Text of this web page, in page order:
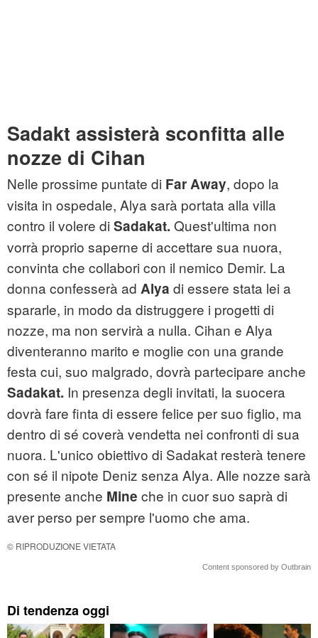
Sadakt assisterà sconfitta alle
nozze di Cihan
Nelle prossime puntate di Far Away, dopo la
visita in ospedale, Alya sarà portata alla villa
contro il volere di Sadakat. Quest'ultima non
vorrà proprio saperne di accettare sua nuora,
convinta che collabori con il nemico Demir. La
donna confesserà ad Alya di essere stata lei a
spararle, in modo da distruggere i progetti di
nozze, ma non servirà a nulla. Cihan e Alya
diventeranno marito e moglie con una grande
festa cui, suo malgrado, dovrà partecipare anche
Sadakat. In presenza degli invitati, la suocera
dovrà fare finta di essere felice per suo figlio, ma
dentro di sé coverà vendetta nei confronti di sua
nuora. L'unico obiettivo di Sadakat resterà tenere
con sé il nipote Deniz senza Alya. Alle nozze sarà
presente anche Mine che in cuor suo saprà di
aver perso per sempre l'uomo che ama.
© RIPRODUZIONE VIETATA
Content sponsored by Outbrain
Di tendenza oggi